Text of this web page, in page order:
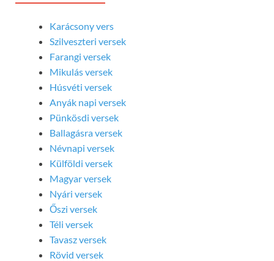
Karácsony vers
Szilveszteri versek
Farangi versek
Mikulás versek
Húsvéti versek
Anyák napi versek
Pünkösdi versek
Ballagásra versek
Névnapi versek
Külföldi versek
Magyar versek
Nyári versek
Őszi versek
Téli versek
Tavasz versek
Rövid versek